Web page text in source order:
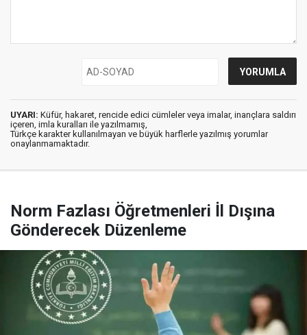
UYARI: Küfür, hakaret, rencide edici cümleler veya imalar, inançlara saldırı
içeren, imla kuralları ile yazılmamış,
Türkçe karakter kullanılmayan ve büyük harflerle yazılmış yorumlar
onaylanmamaktadır.
Norm Fazlası Öğretmenleri İl Dışına
Gönderecek Düzenleme